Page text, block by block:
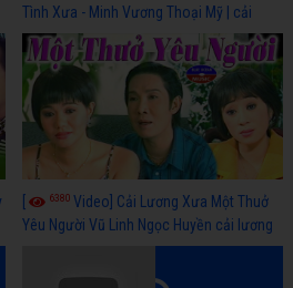
Tình Xưa - Minh Vương Thoại Mỹ | cải
lương xã hội hay nhất
6380 Video] Cải Lương Xưa Một Thuở
Yêu Người Vũ Linh Ngọc Huyền cải lương